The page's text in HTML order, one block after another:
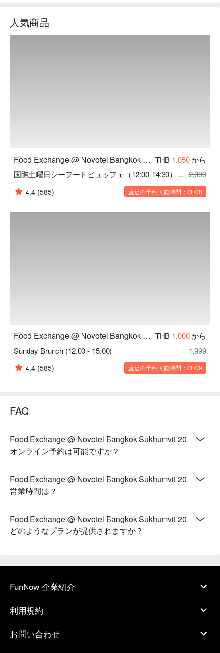
view of the city at Food Exchange; a perfect way to start a
perfect day. Afterwards, enjoy a break at the Food Exchange
人気商品
Food Exchange @ Novotel Bangkok Sukhumvit 20 THB 1,050から
国際土曜日シーフードビュッフェ（12:00-14:30） I 120分 2,099
4.4 (585) 直近の予約可能時間：08/08
Food Exchange @ Novotel Bangkok Sukhumvit 20 THB 1,000から
Sunday Brunch (12.00 - 15.00)
1,999
4.4 (585) 直近の予約可能時間：08/09
FAQ
Food Exchange @ Novotel Bangkok Sukhumvit 20
オンライン予約は可能ですか？
Food Exchange @ Novotel Bangkok Sukhumvit 20
営業時間は？
Food Exchange @ Novotel Bangkok Sukhumvit 20
どのようなプランが提供されますか？
FunNow 企業紹介
利用規約
お問い合わせ